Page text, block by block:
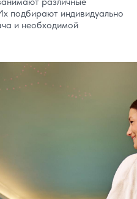
подбирают индивидуально
и необходимой